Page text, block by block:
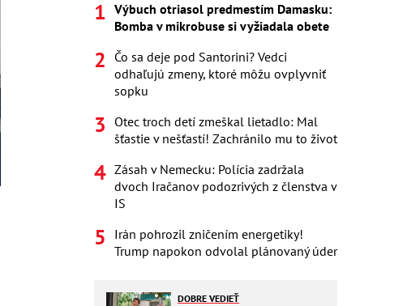
Výbuch otriasol predmestím Damasku:
Bomba v mikrobuse si vyžiadala obete
Čo sa deje pod Santorini? Vedci
odhaľujú zmeny, ktoré môžu ovplyvniť
sopku
Otec troch detí zmeškal lietadlo: Mal
šťastie v nešťastí! Zachránilo mu to život
Zásah v Nemecku: Polícia zadržala
dvoch Iračanov podozrivých z členstva v
IS
Irán pohrozil zničením energetiky!
Trump napokon odvolal plánovaný úder
DOBRE VEDIEŤ